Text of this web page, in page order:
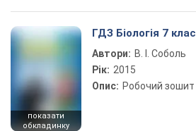
показати
обкладинку
ГДЗ Біологія 7 клас
Автори: В. І. Соболь
Рік: 2015
Опис: Робочий зошит